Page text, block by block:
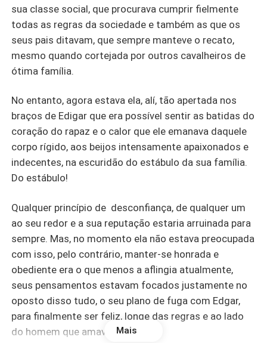
sua classe social, que procurava cumprir fielmente
todas as regras da sociedade e também as que os
seus pais ditavam, que sempre manteve o recato,
mesmo quando cortejada por outros cavalheiros de
ótima família.
No entanto, agora estava ela, alí, tão apertada nos
braços de Edigar que era possível sentir as batidas do
coração do rapaz e o calor que ele emanava daquele
corpo rígido, aos beijos intensamente apaixonados e
indecentes, na escuridão do estábulo da sua família.
Do estábulo!
Qualquer princípio de desconfiança, de qualquer um
ao seu redor e a sua reputação estaria arruinada para
sempre. Mas, no momento ela não estava preocupada
com isso, pelo contrário, manter-se honrada e
obediente era o que menos a aflingia atualmente,
seus pensamentos estavam focados justamente no
oposto disso tudo, o seu plano de fuga com Edgar,
para finalmente ser feliz, longe das regras e ao lado
do homem que amava.
Mais